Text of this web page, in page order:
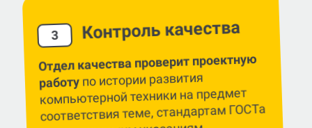
3 Контроль качества
Отдел качества проверит проектную
работупо истории развития
компьютерной техники на предмет
соответствия теме, стандартам ГОСТа